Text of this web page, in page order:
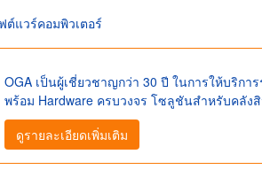
ต์แวร์คอมพิวเตอร์
OGA เป็นผู้เชี่ยวชาญกว่า 30 ปี ในการให้บริกา
พร้อม Hardware ครบวงจร โซลูชันสำหรับคลัง
ดูรายละเอียดเพิ่มเติม